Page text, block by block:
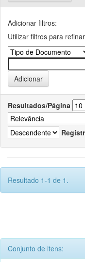
Adicionar filtros:
Utilizar filtros para
Resultados/Página
Resultado 1-1 de 1.
Conjunto de itens: